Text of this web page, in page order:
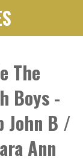
The
Boys -
John B /
Ann